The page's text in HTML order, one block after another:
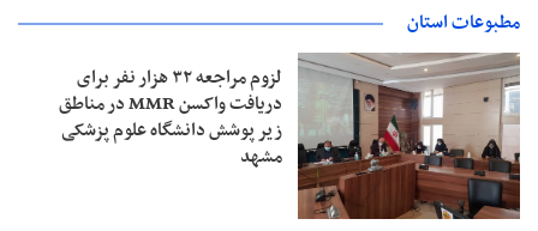
مطبوعات استان
لزوم مراجعه ۳۲ هزار نفر برای
دریافت واکسن MMR در مناطق
زیر پوشش دانشگاه علوم پزشکی
مشهد